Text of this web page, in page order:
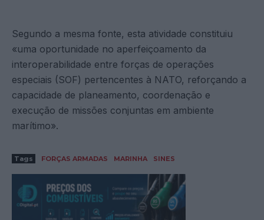
Segundo a mesma fonte, esta atividade constituiu
«uma oportunidade no aperfeiçoamento da
interoperabilidade entre forças de operações
especiais (SOF) pertencentes à NATO, reforçando a
capacidade de planeamento, coordenação e
execução de missões conjuntas em ambiente
marítimo».
Tags FORÇAS ARMADAS MARINHA SINES